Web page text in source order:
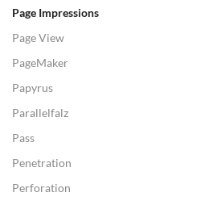
Page Impressions
Page View
PageMaker
Papyrus
Parallelfalz
Pass
Penetration
Perforation